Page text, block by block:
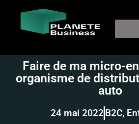
Faire de ma micro-
organisme de
auto
24 mai 2022B2C,